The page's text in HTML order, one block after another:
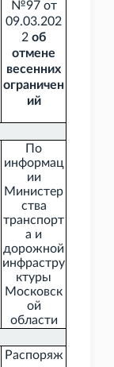
№97 от
09.03.202
2 об
отмене
весенних
ограничен
ий
По
информац
ии
Министер
ства
транспорт
а и
дорожной
инфрастру
ктуры
Московск
ой
области
Распоряж